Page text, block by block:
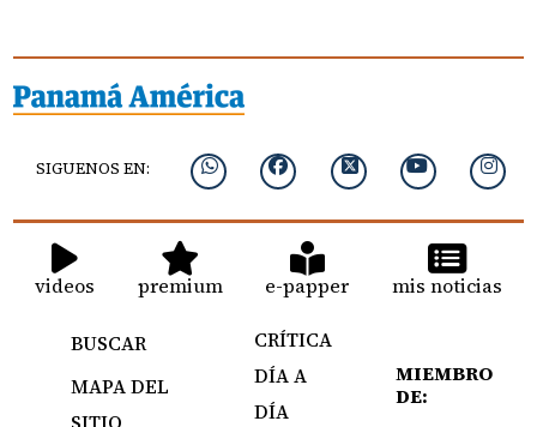
SIGUENOS EN:
videos premium e-papper mis noticias
BUSCAR
MAPA DEL
CRÍTICA
DÍA A
DÍA
MIEMBRO
DE: